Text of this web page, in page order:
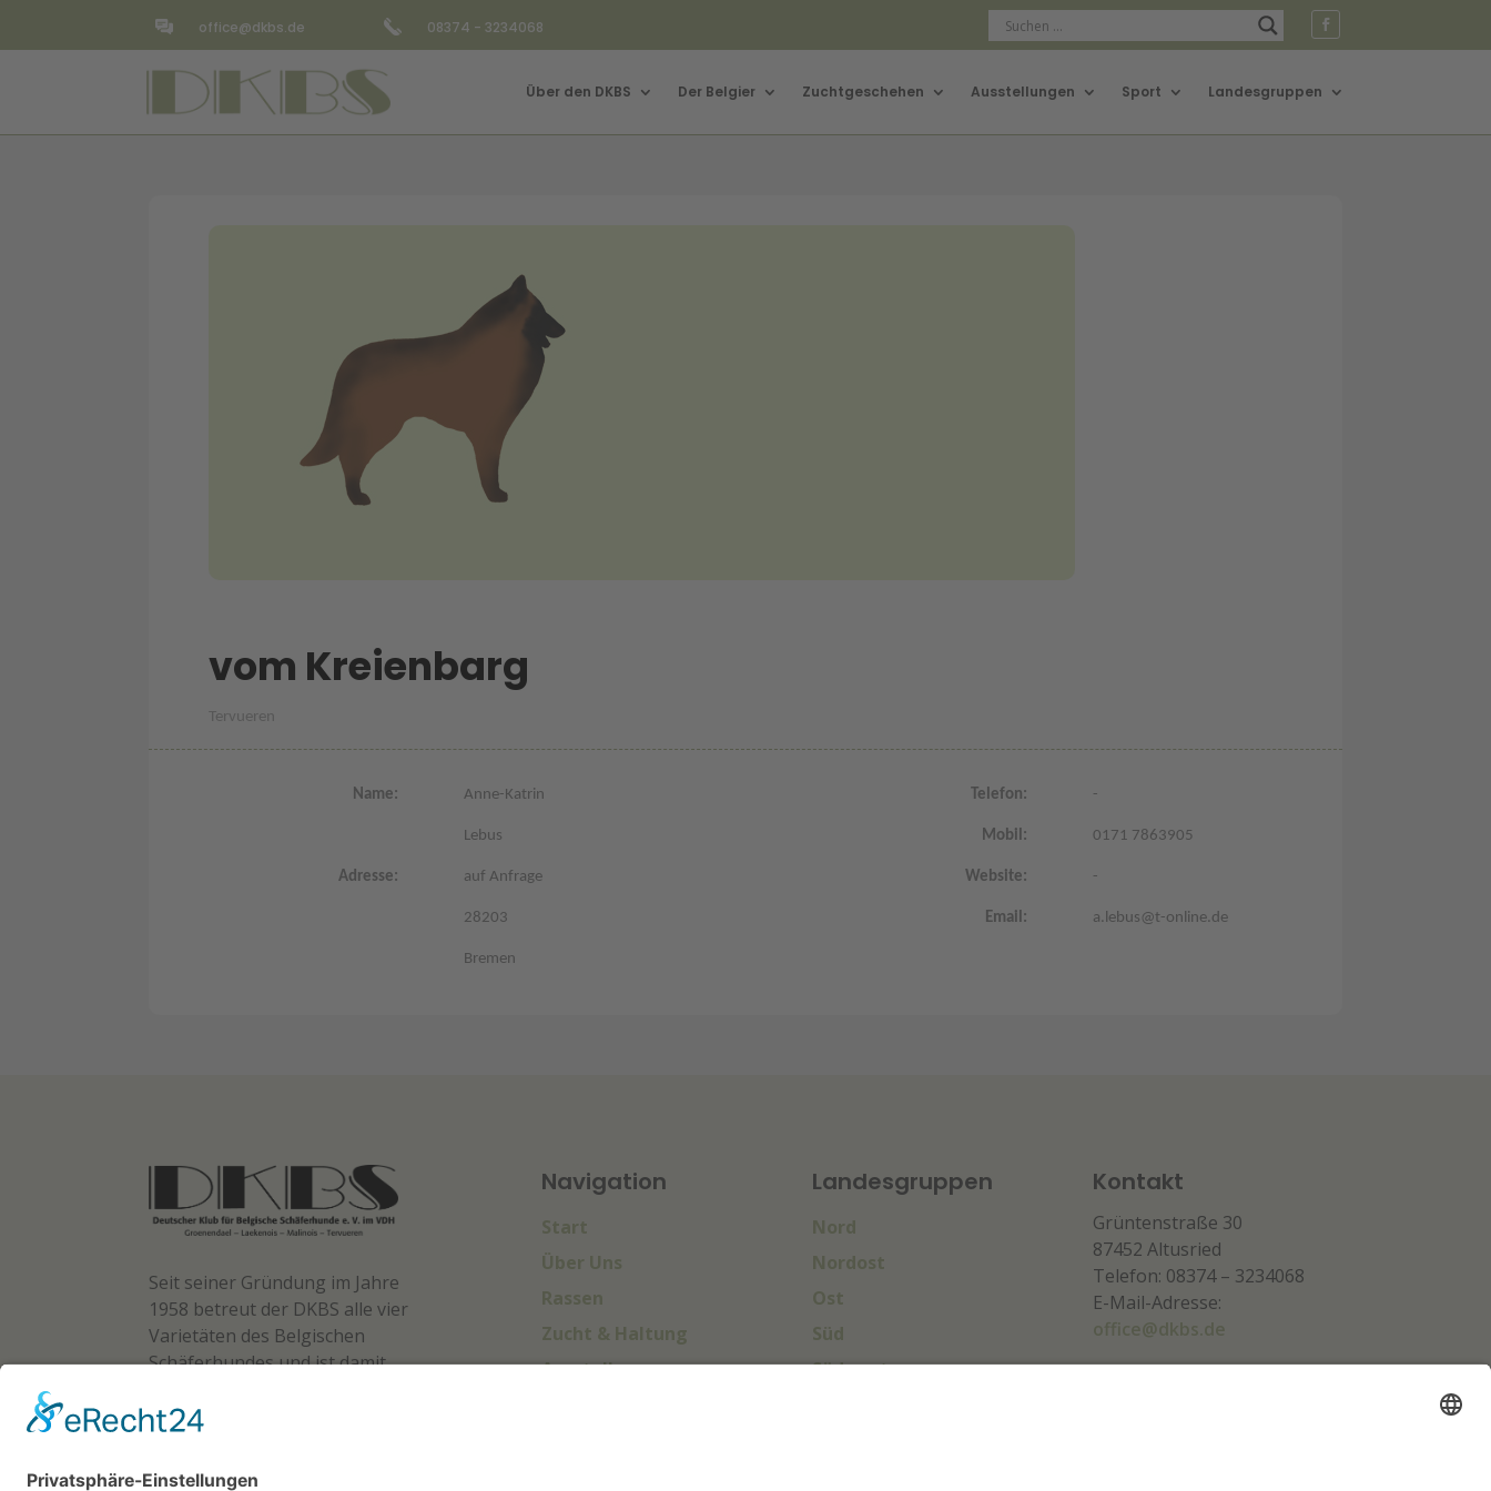
office@dkbs.de 08374 - 3234068
Über den DKBS Der Belgier Zuchtgeschehen Ausstellungen Sport Landesgruppen
vom Kreienbarg
Tervueren
Name:
Adresse:
Anne-Katrin
Lebus
auf Anfrage
28203
Bremen
Telefon:
Mobil:
Website:
Email:
-
0171 7863905
-
a.lebus@t-online.de
Seit seiner Gründung im Jahre
1958 betreut der DKBS alle vier
Varietäten des Belgischen
Schäferhundes und ist damit
Zuchtbuch führende Verband
Navigation
Start
Über Uns
Rassen
Zucht & Haltung
Ausstellungen
Landesgruppen
Nord
Nordost
Ost
Süd
Südwest
Kontakt
Grüntenstraße 30
87452 Altusried
Telefon: 08374 – 3234068
E-Mail-Adresse:
office@dkbs.de